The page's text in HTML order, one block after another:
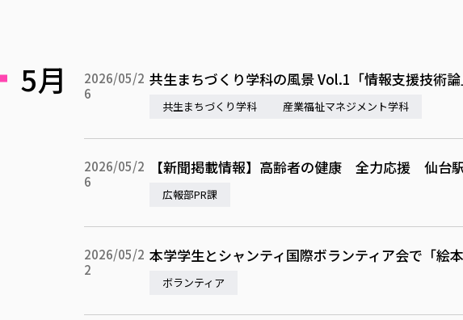
5月
2026/05/2
6
共生まちづくり学科の風景 Vol.1「情報支援技術論
共生まちづくり学科 産業福祉マネジメント学科
2026/05/2
6
【新聞掲載情報】高齢者の健康 全力応援 仙台
広報部PR課
2026/05/2
2
本学学生とシャンティ国際ボランティア会で「絵
ボランティア